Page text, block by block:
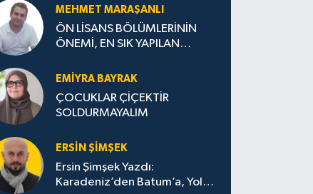
MEHMET MARAŞANLI
ÖN LİSANS BÖLÜMLERİNİN
ÖNEMİ, EN SIK YAPILAN
STRATEJİLERİ
EMIYRA BAYRAK
ÇOCUKLAR ÇİÇEKTİR
SOLDURMAYALIM
ERSIN ŞIMŞEK
Ersin Şimşek Yazdı:
Karadeniz’den Batum’a, Yolun